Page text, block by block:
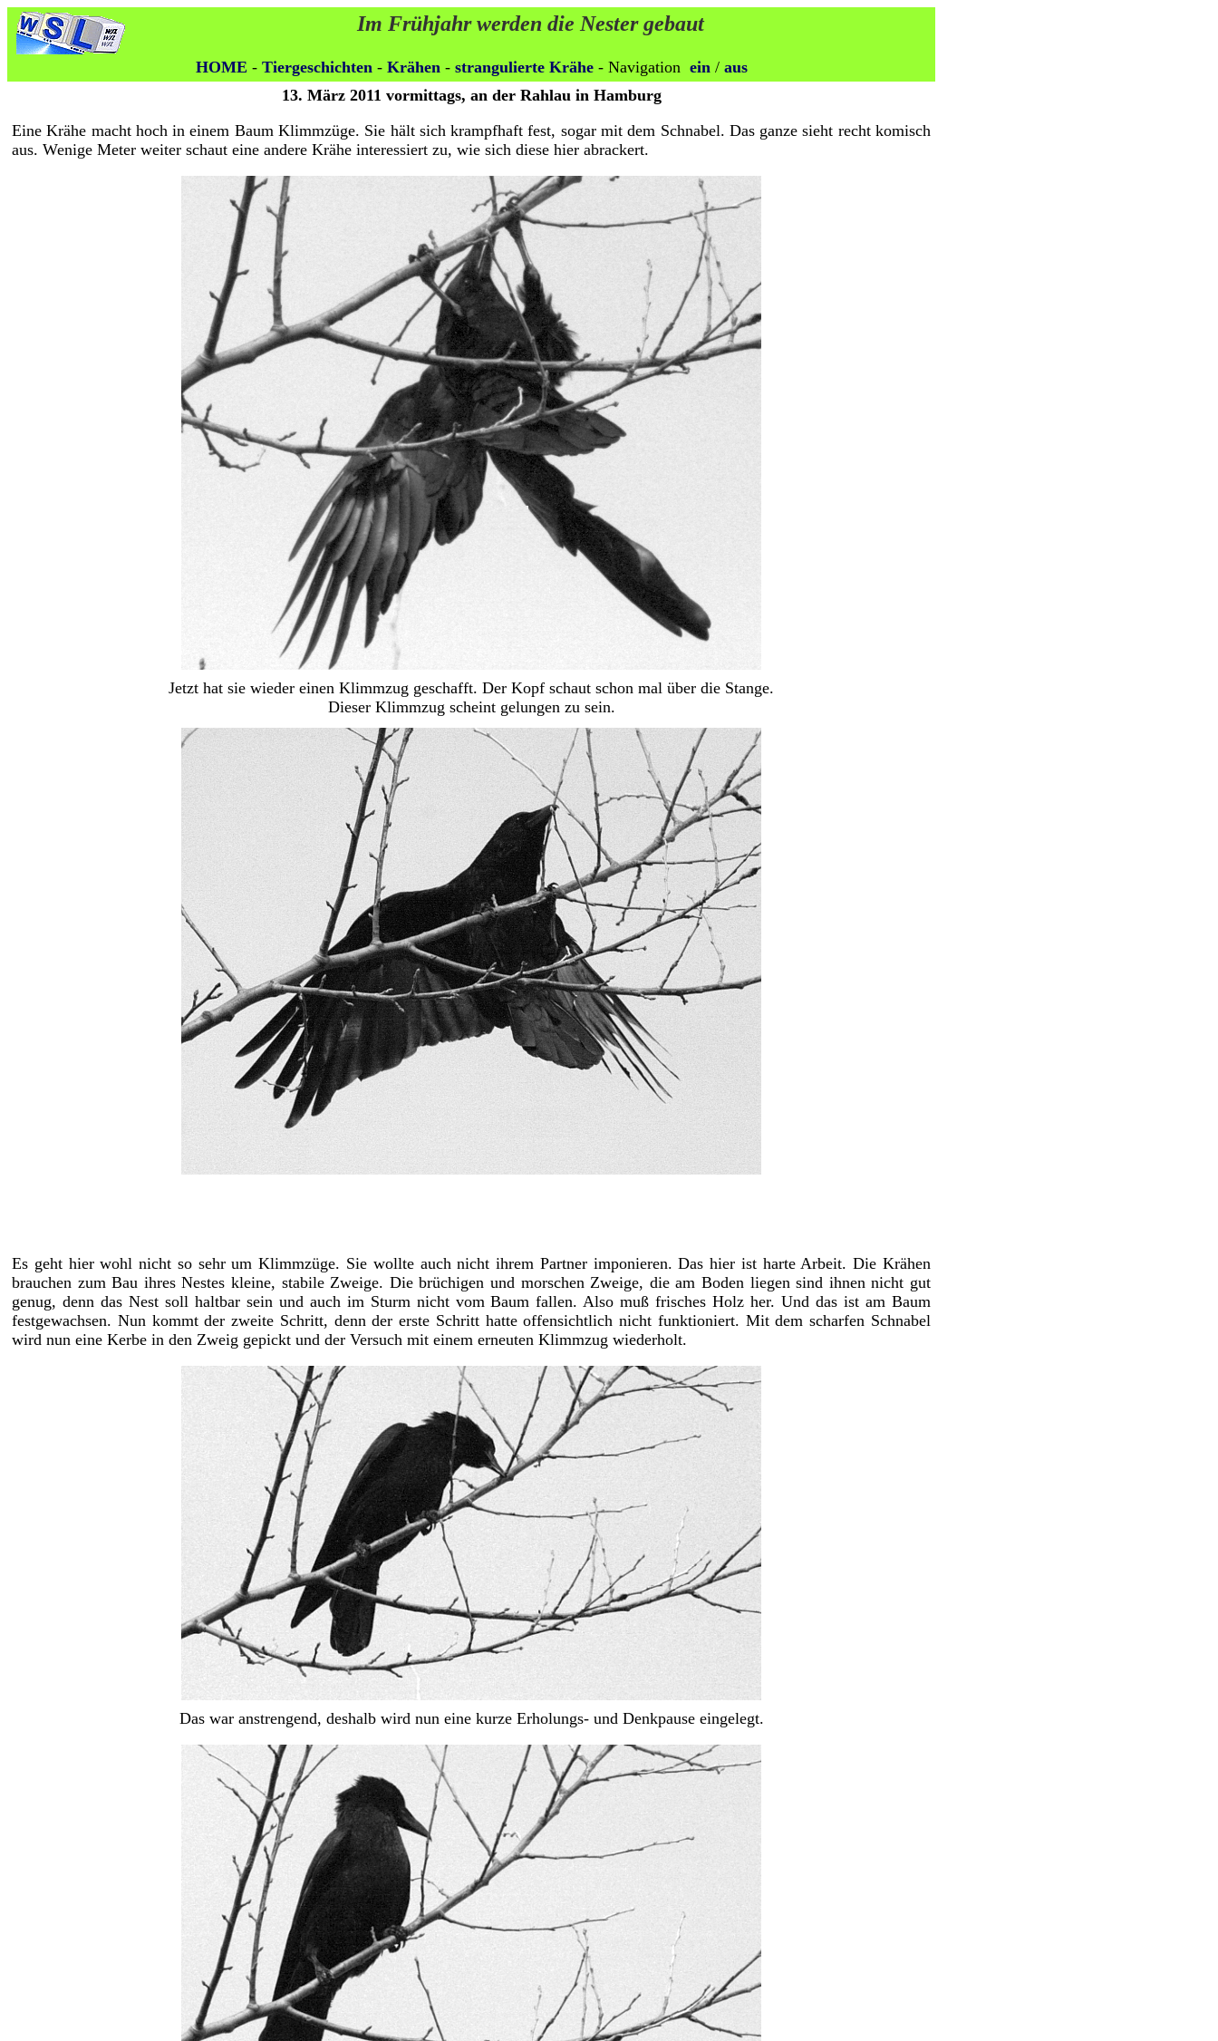
Im Frühjahr werden die Nester gebaut
HOME - Tiergeschichten- Krähen- strangulierte Krähe- Navigation ein/ aus
13. März 2011 vormittags, an der Rahlau in Hamburg
Eine Krähe macht hoch in einem Baum Klimmzüge. Sie hält sich krampfhaft fest, sogar mit dem Schnabel. Das ganze sieht recht komisch
aus. Wenige Meter weiter schaut eine andere Krähe interessiert zu, wie sich diese hier abrackert.
Jetzt hat sie wieder einen Klimmzug geschafft. Der Kopf schaut schon mal über die Stange.
Dieser Klimmzug scheint gelungen zu sein.
Es geht hier wohl nicht so sehr um Klimmzüge. Sie wollte auch nicht ihrem Partner imponieren. Das hier ist harte Arbeit. Die Krähen
brauchen zum Bau ihres Nestes kleine, stabile Zweige. Die brüchigen und morschen Zweige, die am Boden liegen sind ihnen nicht gut
genug, denn das Nest soll haltbar sein und auch im Sturm nicht vom Baum fallen. Also muß frisches Holz her. Und das ist am Baum
festgewachsen. Nun kommt der zweite Schritt, denn der erste Schritt hatte offensichtlich nicht funktioniert. Mit dem scharfen Schnabel
wird nun eine Kerbe in den Zweig gepickt und der Versuch mit einem erneuten Klimmzug wiederholt.
Das war anstrengend, deshalb wird nun eine kurze Erholungs- und Denkpause eingelegt.